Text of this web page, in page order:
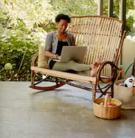
et vers le bas pour les parcourir ou